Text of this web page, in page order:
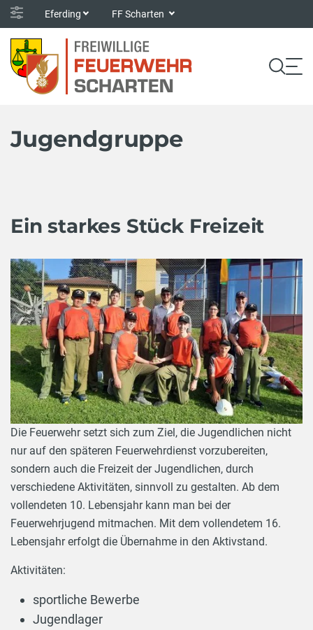
Eferding FF Scharten
Jugendgruppe
Ein starkes Stück Freizeit
Die Feuerwehr setzt sich zum Ziel, die Jugendlichen nicht
nur auf den späteren Feuerwehrdienst vorzubereiten,
sondern auch die Freizeit der Jugendlichen, durch
verschiedene Aktivitäten, sinnvoll zu gestalten. Ab dem
vollendeten 10. Lebensjahr kann man bei der
Feuerwehrjugend mitmachen. Mit dem vollendetem 16.
Lebensjahr erfolgt die Übernahme in den Aktivstand.
Aktivitäten:
sportliche Bewerbe
Jugendlager